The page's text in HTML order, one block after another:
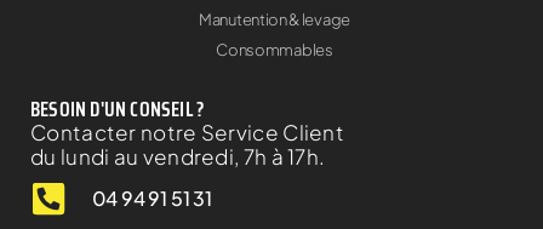
Manutention & levage
Consommables
BESOIN D'UN CONSEIL ?
Contacter notre Service Client
du lundi au vendredi, 7h à 17h.
04 94 91 51 31